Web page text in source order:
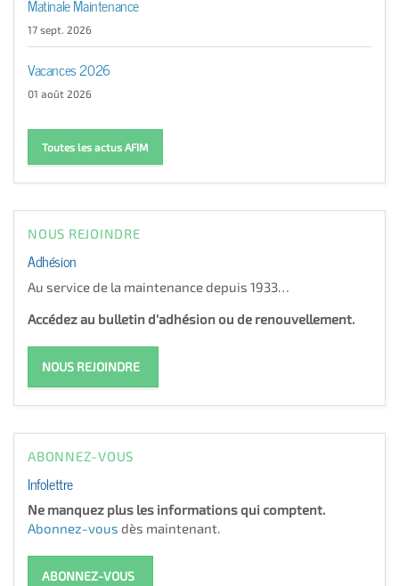
Matinale Maintenance
17 sept. 2026
Vacances 2026
01 août 2026
Toutes les actus AFIM
NOUS REJOINDRE
Adhésion
Au service de la maintenance depuis 1933…
Accédez au bulletin d'adhésion ou de renouvellement.
NOUS REJOINDRE
ABONNEZ-VOUS
Infolettre
Ne manquez plus les informations qui comptent.
Abonnez-vous dès maintenant.
ABONNEZ-VOUS